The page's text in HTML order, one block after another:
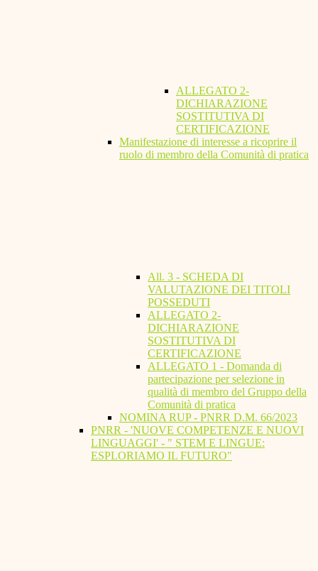
ALLEGATO 2-
DICHIARAZIONE
SOSTITUTIVA DI
CERTIFICAZIONE
Manifestazione di interesse a ricoprire il
ruolo di membro della Comunità di pratica
All. 3 - SCHEDA DI
VALUTAZIONE DEI TITOLI
POSSEDUTI
ALLEGATO 2-
DICHIARAZIONE
SOSTITUTIVA DI
CERTIFICAZIONE
ALLEGATO 1 - Domanda di
partecipazione per selezione in
qualità di membro del Gruppo della
Comunità di pratica
NOMINA RUP - PNRR D.M. 66/2023
PNRR - 'NUOVE COMPETENZE E NUOVI
LINGUAGGI' - " STEM E LINGUE:
ESPLORIAMO IL FUTURO"